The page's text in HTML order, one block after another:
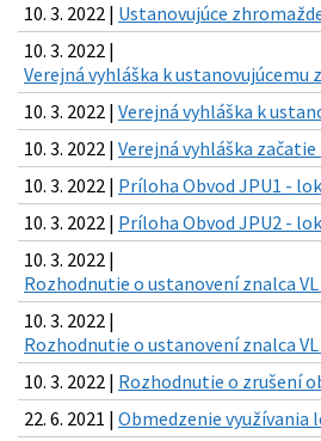
10. 3. 2022 | Ustanovujúce
10. 3. 2022 |
Verejná vyhláška k ustanovujúcemu
10. 3. 2022 | Verejná vyhláška k
10. 3. 2022 | Verejná vyhláška
10. 3. 2022 | Príloha Obvod JPU1 -
10. 3. 2022 | Príloha Obvod JPU2 -
10. 3. 2022 |
Rozhodnutie o ustanovení znalca
10. 3. 2022 |
Rozhodnutie o ustanovení znalca
10. 3. 2022 | Rozhodnutie o zrušení
22. 6. 2021 | Obmedzenie využívania